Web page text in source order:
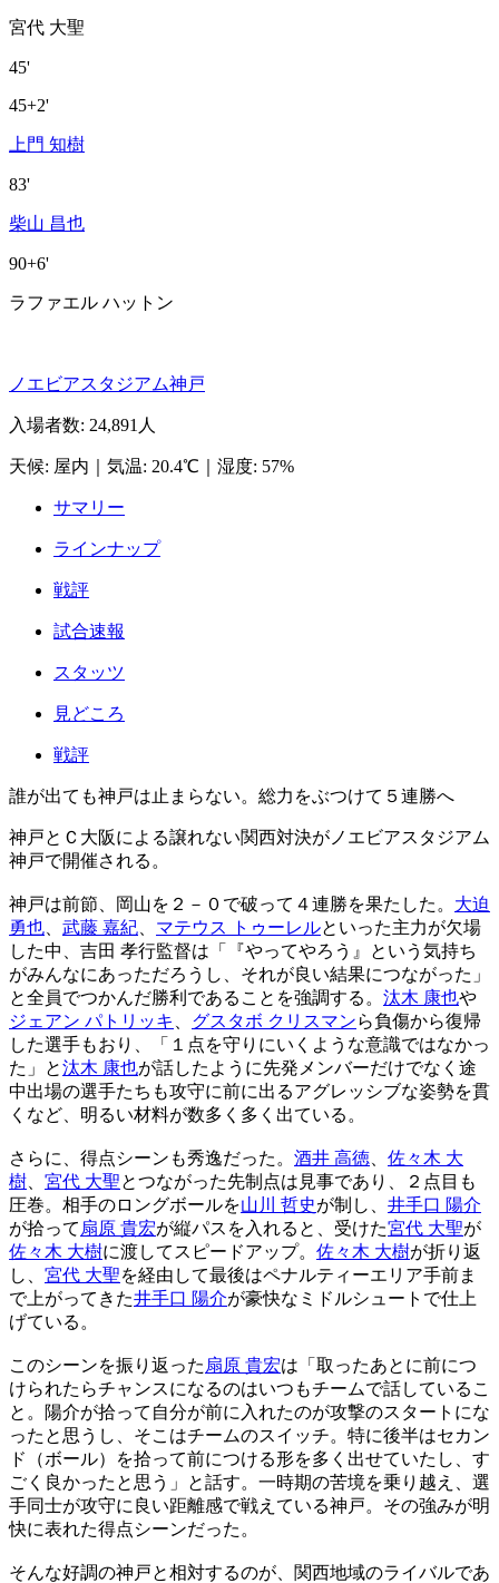
宮代 大聖
45'
45+2'
上門 知樹
83'
柴山 昌也
90+6'
ラファエル ハットン
ノエビアスタジアム神戸
入場者数: 24,891人
天候: 屋内 気温: 20.4℃ 湿度: 57%
サマリー
ラインナップ
戦評
試合速報
スタッツ
見どころ
戦評
誰が出ても神戸は止まらない。総力をぶつけて５連勝へ
神戸とＣ大阪による譲れない関西対決がノエビアスタジアム
神戸で開催される。
神戸は前節、岡山を２－０で破って４連勝を果たした。 大迫
勇也
武藤 嘉紀 マテウス トゥーレルといった主力が欠場
した中、吉田 孝行監督は「『やってやろう』という気持ち
がみんなにあっただろうし、それが良い結果につながった」
と全員でつかんだ勝利であることを強調する。 汰木 康也や
ジェアン パトリッキ
グスタボ クリスマンら負傷から復帰
した選手もおり、「１点を守りにいくような意識ではなかっ
た」と汰木 康也が話したように先発メンバーだけでなく途
中出場の選手たちも攻守に前に出るアグレッシブな姿勢を貫
くなど、明るい材料が数多く多く出ている。
さらに、得点シーンも秀逸だった。 酒井 高徳
佐々木 大
樹
宮代 大聖とつながった先制点は見事であり、２点目も
圧巻。相手のロングボールを山川 哲史が制し、 井手口 陽介
が拾って 扇原 貴宏が縦パスを入れると、受けた宮代 大聖が
佐々木 大樹に渡してスピードアップ。 佐々木 大樹が折り返
し、 宮代 大聖を経由して最後はペナルティーエリア手前ま
で上がってきた井手口 陽介が豪快なミドルシュートで仕上
げている。
このシーンを振り返った 扇原 貴宏は「取ったあとに前につ
けられたらチャンスになるのはいつもチームで話しているこ
と。陽介が拾って自分が前に入れたのが攻撃のスタートにな
ったと思うし、そこはチームのスイッチ。特に後半はセカン
ド（ボール）を拾って前につける形を多く出せていたし、す
ごく良かったと思う」と話す。一時期の苦境を乗り越え、選
手同士が攻守に良い距離感で戦えている神戸。その強みが明
快に表れた得点シーンだった。
そんな好調の神戸と相対するのが、関西地域のライバルであ